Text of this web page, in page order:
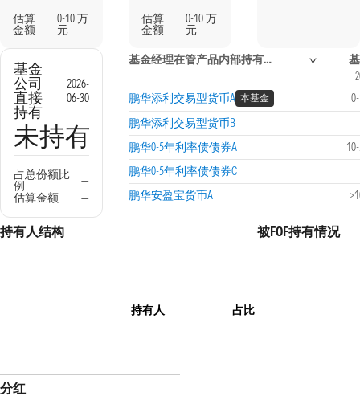
估算
金额
0-10 万
元
估算
金额
0-10 万
元
基金
公司
直接
持有
2026-
06-30
未持有
占总份额比
例
—
估算金额
—
基金经理在管产品内部持有信息
鹏华添利交易型货币A 本基金
鹏华添利交易型货币B
鹏华0-5年利率债债券A
鹏华0-5年利率债债券C
鹏华安盈宝货币A
持有人结构
持有人 占比
被FOF持有情况
分红